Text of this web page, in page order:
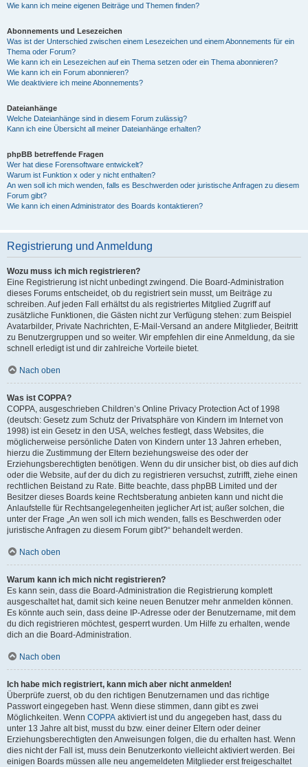
Wie kann ich meine eigenen Beiträge und Themen finden?
Abonnements und Lesezeichen
Was ist der Unterschied zwischen einem Lesezeichen und einem Abonnements für ein
Thema oder Forum?
Wie kann ich ein Lesezeichen auf ein Thema setzen oder ein Thema abonnieren?
Wie kann ich ein Forum abonnieren?
Wie deaktiviere ich meine Abonnements?
Dateianhänge
Welche Dateianhänge sind in diesem Forum zulässig?
Kann ich eine Übersicht all meiner Dateianhänge erhalten?
phpBB betreffende Fragen
Wer hat diese Forensoftware entwickelt?
Warum ist Funktion x oder y nicht enthalten?
An wen soll ich mich wenden, falls es Beschwerden oder juristische Anfragen zu diesem
Forum gibt?
Wie kann ich einen Administrator des Boards kontaktieren?
Registrierung und Anmeldung
Wozu muss ich mich registrieren?
Eine Registrierung ist nicht unbedingt zwingend. Die Board-Administration
dieses Forums entscheidet, ob du registriert sein musst, um Beiträge zu
schreiben. Auf jeden Fall erhältst du als registriertes Mitglied Zugriff auf
zusätzliche Funktionen, die Gästen nicht zur Verfügung stehen: zum Beispiel
Avatarbilder, Private Nachrichten, E-Mail-Versand an andere Mitglieder, Beitritt
zu Benutzergruppen und so weiter. Wir empfehlen dir eine Anmeldung, da sie
schnell erledigt ist und dir zahlreiche Vorteile bietet.
Nach oben
Was ist COPPA?
COPPA, ausgeschrieben Children’s Online Privacy Protection Act of 1998
(deutsch: Gesetz zum Schutz der Privatsphäre von Kindern im Internet von
1998) ist ein Gesetz in den USA, welches festlegt, dass Websites, die
möglicherweise persönliche Daten von Kindern unter 13 Jahren erheben,
hierzu die Zustimmung der Eltern beziehungsweise des oder der
Erziehungsberechtigten benötigen. Wenn du dir unsicher bist, ob dies auf dich
oder die Website, auf der du dich zu registrieren versuchst, zutrifft, ziehe einen
rechtlichen Beistand zu Rate. Bitte beachte, dass phpBB Limited und der
Besitzer dieses Boards keine Rechtsberatung anbieten kann und nicht die
Anlaufstelle für Rechtsangelegenheiten jeglicher Art ist; außer solchen, die
unter der Frage „An wen soll ich mich wenden, falls es Beschwerden oder
juristische Anfragen zu diesem Forum gibt?“ behandelt werden.
Nach oben
Warum kann ich mich nicht registrieren?
Es kann sein, dass die Board-Administration die Registrierung komplett
ausgeschaltet hat, damit sich keine neuen Benutzer mehr anmelden können.
Es könnte auch sein, dass deine IP-Adresse oder der Benutzername, mit dem
du dich registrieren möchtest, gesperrt wurden. Um Hilfe zu erhalten, wende
dich an die Board-Administration.
Nach oben
Ich habe mich registriert, kann mich aber nicht anmelden!
Überprüfe zuerst, ob du den richtigen Benutzernamen und das richtige
Passwort eingegeben hast. Wenn diese stimmen, dann gibt es zwei
Möglichkeiten. Wenn COPPA aktiviert ist und du angegeben hast, dass du
unter 13 Jahre alt bist, musst du bzw. einer deiner Eltern oder deiner
Erziehungsberechtigten den Anweisungen folgen, die du erhalten hast. Wenn
dies nicht der Fall ist, muss dein Benutzerkonto vielleicht aktiviert werden. Bei
einigen Boards müssen alle neu angemeldeten Mitglieder erst freigeschaltet